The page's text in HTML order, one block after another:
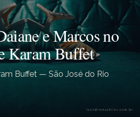
e Marcos no
Karam Buffet
Buffet — São José do Rio